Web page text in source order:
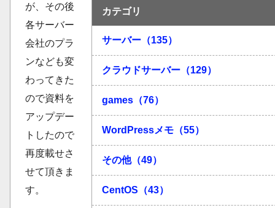
が、その後
各サーバー
会社のプラ
ンなども変
わってきた
ので資料を
アップデー
トしたので
再度載せさ
せて頂きま
す。
カテゴリ
サーバー（135）
クラウドサーバー（129）
games（76）
WordPressメモ（55）
その他（49）
CentOS（43）